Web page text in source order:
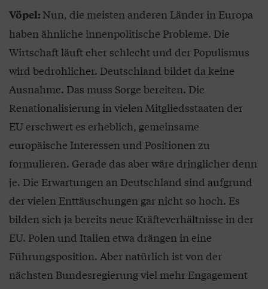
Vöpel:Nun, die meisten anderen Länder in Europa
haben ähnliche innenpolitische Probleme. Die
Wirtschaft läuft eher schlecht und der Populismus
wird bedrohlicher. Deutschland bildet da keine
Ausnahme. Das muss Sorge bereiten. Die
Renationalisierung in vielen Mitgliedsstaaten der
EU erschwert es erheblich, gemeinsame
europäische Interessen und Positionen zu
formulieren. Gerade das aber wäre dringlicher denn
je. Die Erwartungen an Deutschland sind aufgrund
der vielen Enttäuschungen gar nicht so hoch. Es
bilden sich ja bereits neue Kräfteverhältnisse in der
EU. Polen und Italien etwa drängen in eine
Führungsposition. Aber natürlich ist von der
nächsten Bundesregierung viel mehr Engagement